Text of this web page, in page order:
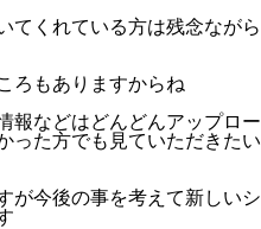
てくれている方は残念ながら
ろもありますからね
報などはどんどんアップロー
った方でも見ていただきたい
が今後の事を考えて新しいシ